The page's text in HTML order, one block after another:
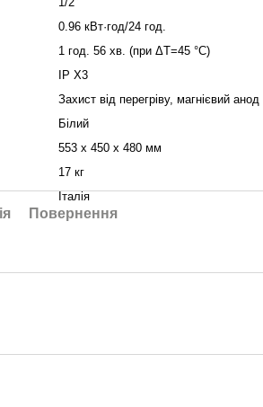
0.96 кВт·год/24 год.
1 год. 56 хв. (при ΔT=45 °С)
IP X3
Захист від перегріву, магнієвий анод
Білий
553 х 450 х 480 мм
17 кг
Італія
Повернення